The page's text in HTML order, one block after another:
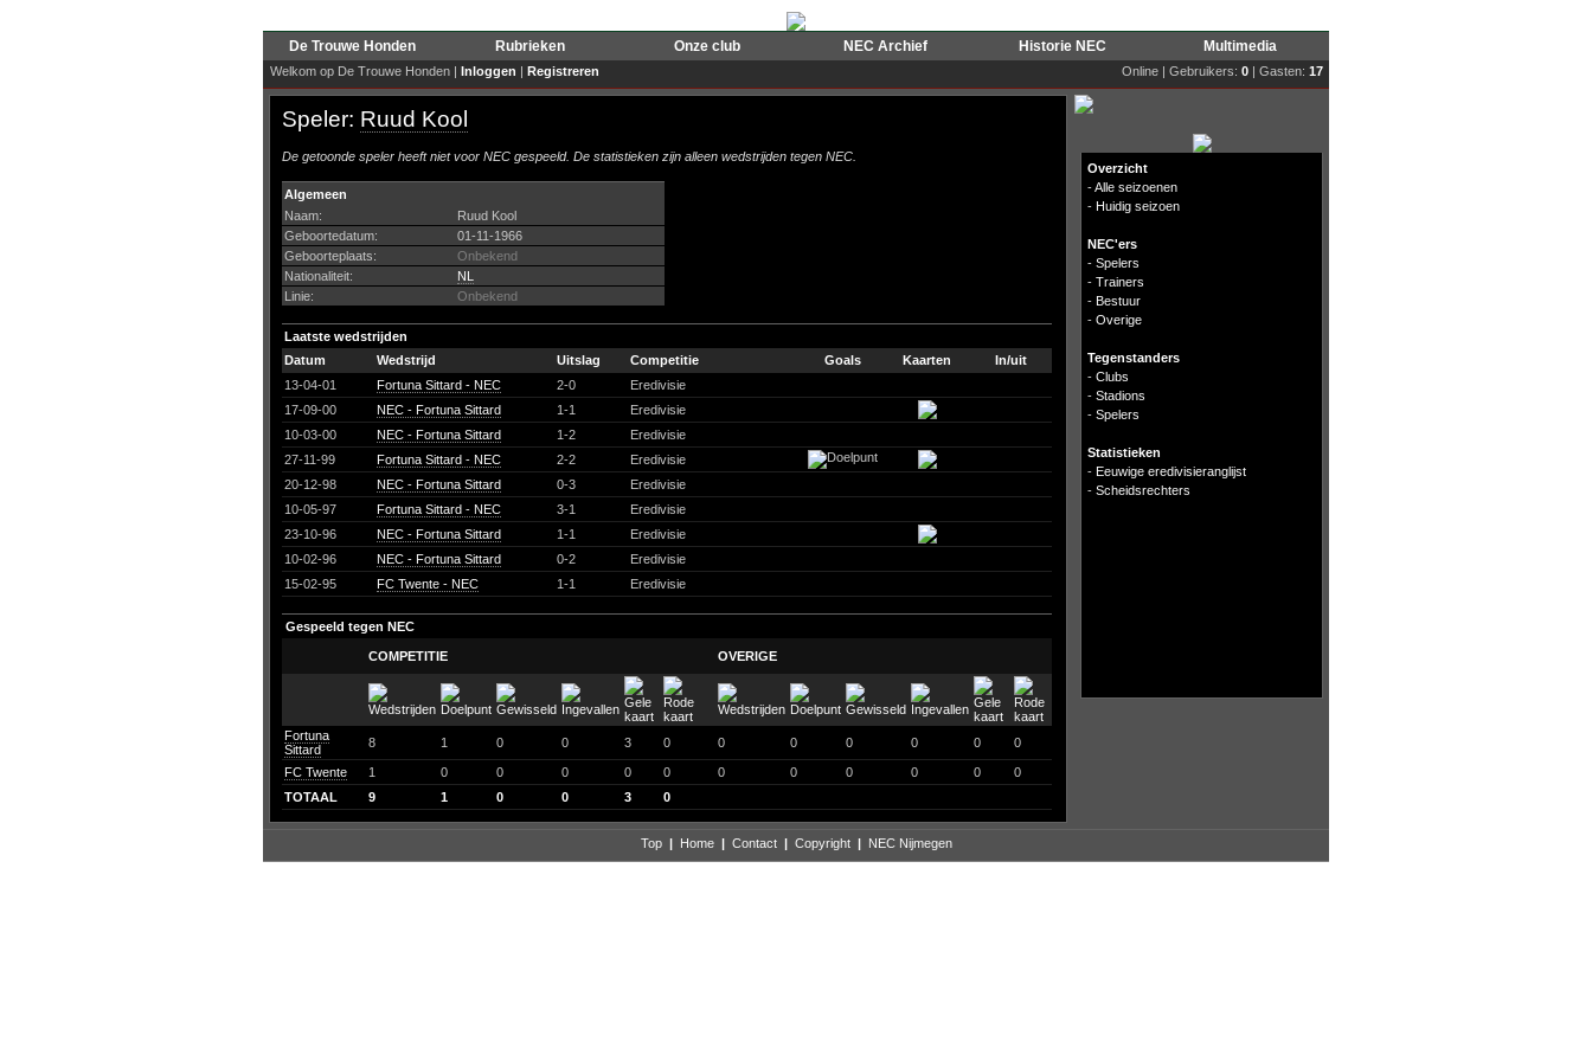
De Trouwe Honden Rubrieken Onze club NEC Archief Historie NEC Multimedia
Welkom op De Trouwe Honden | Inloggen | Registreren Online | Gebruikers: 0 | Gasten: 17
Speler: Ruud Kool
De getoonde speler heeft niet voor NEC gespeeld. De statistieken zijn alleen wedstrijden tegen NEC.
Algemeen
Naam:
Ruud Kool
Geboortedatum:
01-11-1966
Geboorteplaats:
Onbekend
Nationaliteit:
NL
Linie:
Onbekend
Laatste wedstrijden
Datum
Wedstrijd Uitslag Competitie Goals Kaarten
In/uit
13-04-01
Fortuna Sittard - NEC 2-0
Eredivisie
17-09-00
NEC - Fortuna Sittard 1-1
Eredivisie
10-03-00
NEC - Fortuna Sittard 1-2
Eredivisie
27-11-99
Fortuna Sittard - NEC 2-2
Eredivisie
20-12-98
NEC - Fortuna Sittard 0-3
Eredivisie
10-05-97
Fortuna Sittard - NEC 3-1
Eredivisie
23-10-96
NEC - Fortuna Sittard 1-1
Eredivisie
10-02-96
NEC - Fortuna Sittard 0-2
Eredivisie
15-02-95
FC Twente - NEC 1-1 Eredivisie
Gespeeld tegen NEC
COMPETITIE OVERIGE
Fortuna
Sittard
8 1 0 0 3 0 0 0 0 0 0 0
FC Twente 1 0 0 0 0 0 0 0 0 0 0
0
TOTAAL
9 1 0 0 3 0
Overzicht
-Alle seizoenen
- Huidig seizoen
NEC'ers
- Spelers
- Trainers
- Bestuur
- Overige
Tegenstanders
- Clubs
- Stadions
- Spelers
Statistieken
- Eeuwige eredivisieranglijst
- Scheidsrechters
Top | Home | Contact | Copyright | NEC Nijmegen